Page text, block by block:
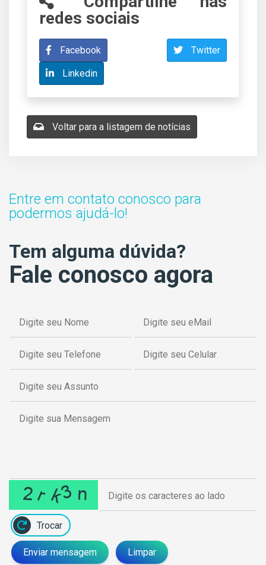
redes sociais
Facebook Twitter
Linkedin
Voltar para a listagem de notícias
Entre em contato conosco para
podermos ajudá-lo!
Tem alguma dúvida?
Fale conosco agora
Trocar
Enviar mensagem Limpar